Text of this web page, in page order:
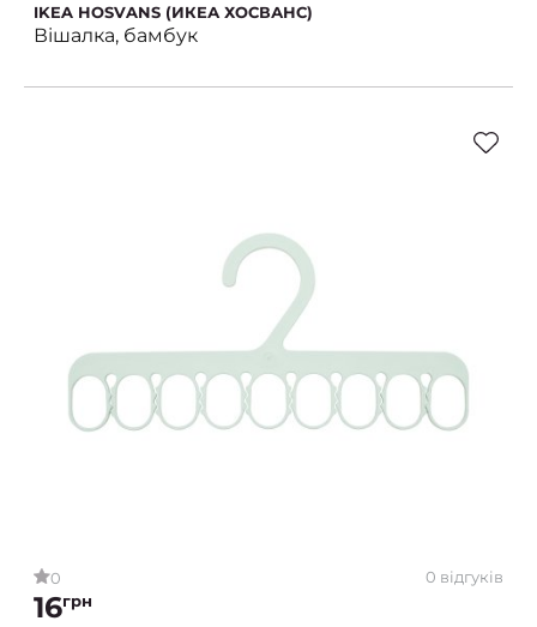
IKEA HOSVANS (ИКЕА ХОСВАНС)
Вішалка, бамбук
0 0 відгуків
16грн